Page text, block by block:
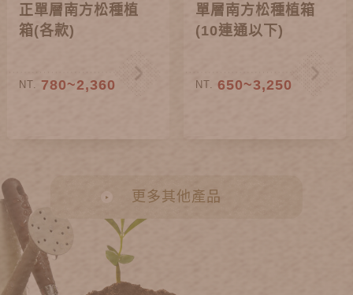
正單層南方松種植
箱(各款)
NT. 780~2,360
單層南方松種植箱
(10連通以下)
NT. 650~3,250
更多其他產品